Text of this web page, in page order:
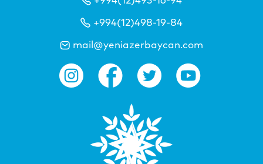
+994(12)498-19-84
mail@yeniazerbaycan.com